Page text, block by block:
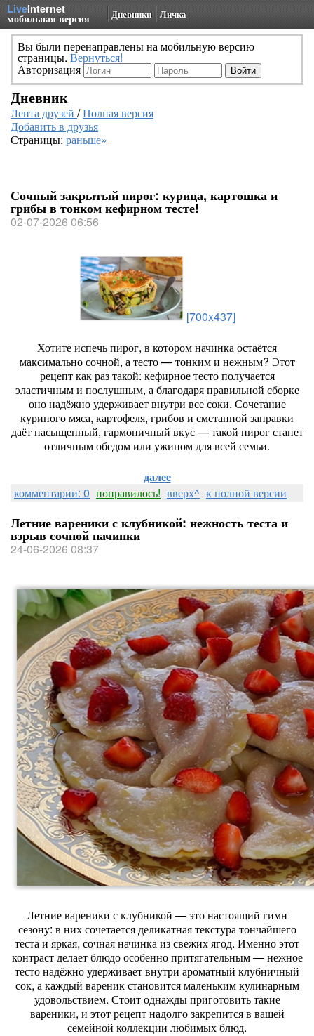
LiveInternet
мобильная версия Дневники Личка
Вы были перенаправлены на мобильную версию
страницы. Вернуться!
Авторизация
Дневник
Лента друзей /Полная версия
Добавить в друзья
Страницы: раньше»
Сочный закрытый пирог: курица, картошка и
грибы в тонком кефирном тесте!
02-07-2026 06:56
[700x437]
Хотитеиспечьпирог, в которомначинкаостаётся
максимальносочной, атесто— тонкими нежным? Этот
рецепткакразтакой: кефирноетестополучается
эластичными послушным, аблагодаряправильной сборке
ононадёжноудерживаетвнутри всесоки. Сочетание
куриногомяса, картофеля, грибов и сметанной заправки
даётнасыщенный, гармоничный вкус— такой пирогстанет
отличнымобедомили ужиномдлявсей семьи.
далее
комментарии: 0 понравилось! вверх^ к полной версии
Летние вареники с клубникой: нежность теста и
взрыв сочной начинки
24-06-2026 08:37
Летниевареники склубникой — этонастоящий гимн
сезону: в нихсочетаетсяделикатнаятекстуратончайшего
тестаи яркая, сочнаяначинкаизсвежихягод. Именноэтот
контрастделаетблюдоособеннопритягательным— нежное
тестонадёжноудерживаетвнутри ароматный клубничный
сок, акаждый вареникстановитсямаленькимкулинарным
удовольствием. Стоитоднаждыприготовитьтакие
вареники, и этотрецептнадолгозакрепитсяв вашей
семейной коллекции любимыхблюд.